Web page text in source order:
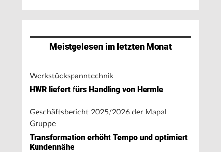
Meistgelesen im letzten Monat
Werkstückspanntechnik
HWR liefert fürs Handling von Hermle
Geschäftsbericht 2025/2026 der Mapal
Gruppe
Transformation erhöht Tempo und optimiert
Kundennähe